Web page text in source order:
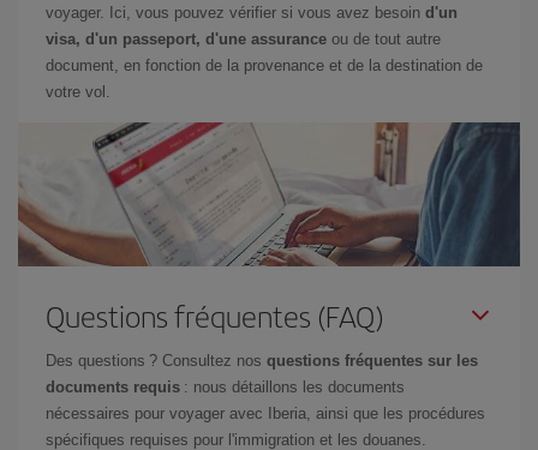
voyager. Ici, vous pouvez vérifier si vous avez besoin d'un
visa, d'un passeport, d'une assurance ou de tout autre
document, en fonction de la provenance et de la destination de
votre vol.
Questions fréquentes (FAQ)
Des questions ? Consultez nos questions fréquentes sur les
documents requis : nous détaillons les documents
nécessaires pour voyager avec Iberia, ainsi que les procédures
spécifiques requises pour l'immigration et les douanes.